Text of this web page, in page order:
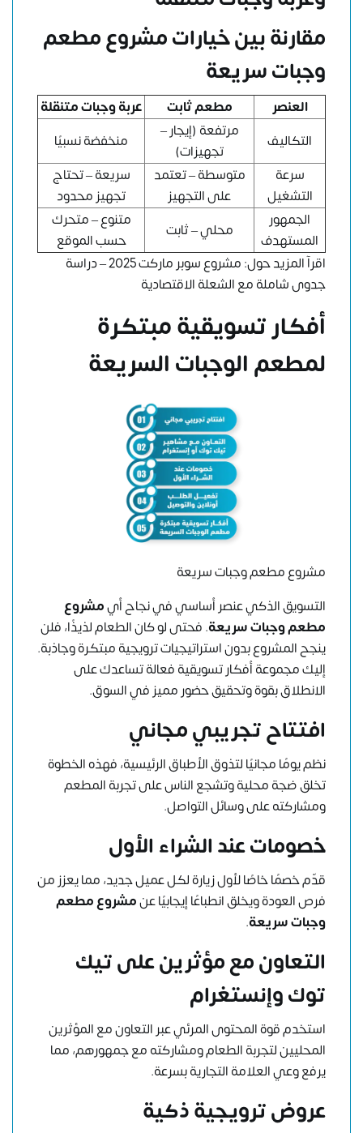
مقارنة بين خيارات مشروع مطعم
وجبات سريعة
العنصر مطعم ثابت
عربة وجبات متنقلة
التكاليف
مرتفعة (إيجار –
تجهيزات)
منخفضة نسبيًا
سرعة
التشغيل
متوسطة – تعتمد
على التجهيز
سريعة – تحتاج
تجهيز محدود
الجمهور
المستهدف
محلي – ثابت
متنوع – متحرك
حسب الموقع
اقرآ المزيد حول:
مشروع سوبر ماركت 2025 – دراسة
جدوى شاملة مع الشعلة الاقتصادية
أفكار تسويقية مبتكرة
لمطعم الوجبات السريعة
مشروع مطعم وجبات سريعة
التسويق الذكي عنصر أساسي في نجاح أيمشروع
مطعم وجبات سريعة. فحتى لو كان الطعام لذيذًا، فلن
ينجح المشروع بدون استراتيجيات ترويجية مبتكرة وجاذبة.
إليك مجموعة أفكار تسويقية فعالة تساعدك على
الانطلاق بقوة وتحقيق حضور مميز في السوق.
افتتاح تجريبي مجاني
نظم يومًا مجانيًا لتذوق الأطباق الرئيسية، فهذه الخطوة
تخلق ضجة محلية وتشجع الناس على تجربة المطعم
ومشاركته على وسائل التواصل.
خصومات عند الشراء الأول
قدّم خصمًا خاصًا لأول زيارة لكل عميل جديد، مما يعزز من
فرص العودة ويخلق انطباعًا إيجابيًا عنمشروع مطعم
وجبات سريعة.
التعاون مع مؤثرين على تيك
توك وإنستغرام
استخدم قوة المحتوى المرئي عبر التعاون مع المؤثرين
المحليين لتجربة الطعام ومشاركته مع جمهورهم، مما
يرفع وعي العلامة التجارية بسرعة.
عروض ترويجية ذكية